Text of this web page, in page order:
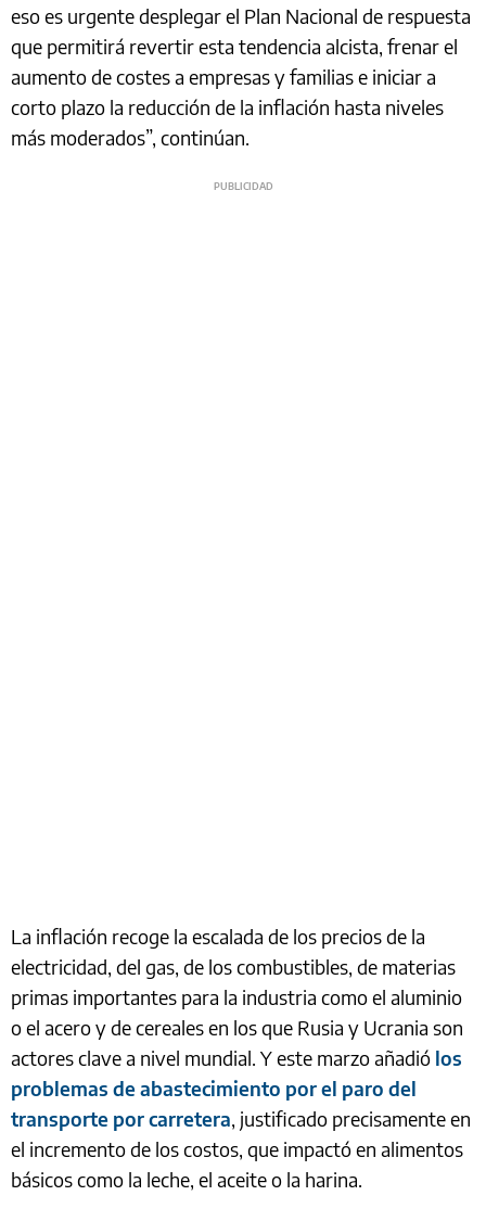
eso es urgente desplegar el Plan Nacional de respuesta
que permitirá revertir esta tendencia alcista, frenar el
aumento de costes a empresas y familias e iniciar a
corto plazo la reducción de la inflación hasta niveles
más moderados”, continúan.
La inflación recoge la escalada de los precios de la
electricidad, del gas, de los combustibles, de materias
primas importantes para la industria como el aluminio
o el acero y de cereales en los que Rusia y Ucrania son
actores clave a nivel mundial. Y este marzo añadió los
problemas de abastecimiento por el paro del
transporte por carretera, justificado precisamente en
el incremento de los costos, que impactó en alimentos
básicos como la leche, el aceite o la harina.